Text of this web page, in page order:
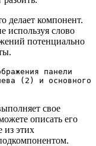
делает компонент.
используя слово
потенциально
панели
(2) и основного
свое
описать его
из этих